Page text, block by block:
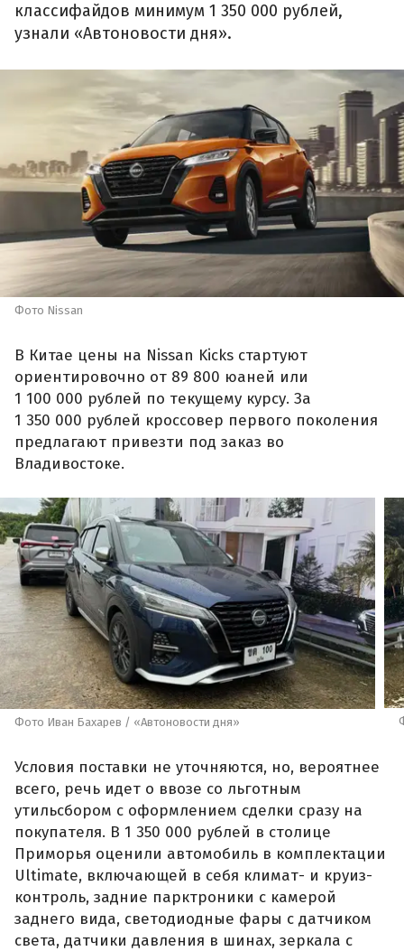
классифайдов минимум 1 350 000 рублей,
узнали «Автоновости дня».
Фото Nissan
В Китае цены на Nissan Kicks стартуют
ориентировочно от 89 800 юаней или
1 100 000 рублей по текущему курсу. За
1 350 000 рублей кроссовер первого поколения
предлагают привезти под заказ во
Владивостоке.
Фото Иван Бахарев / «Автоновости дня»
Условия поставки не уточняются, но, вероятнее
всего, речь идет о ввозе со льготным
утильсбором с оформлением сделки сразу на
покупателя. В 1 350 000 рублей в столице
Приморья оценили автомобиль в комплектации
Ultimate, включающей в себя климат- и круиз-
контроль, задние парктроники с камерой
заднего вида, светодиодные фары с датчиком
света, датчики давления в шинах, зеркала с